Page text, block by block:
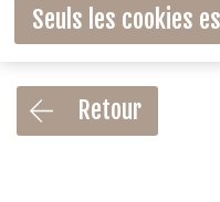
Retour
Seuls les cookies